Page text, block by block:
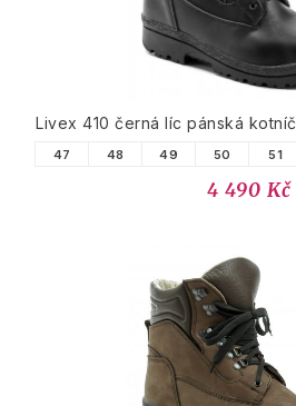
Livex 410 černá líc pánská
47 48 49 50 51
4 490 Kč